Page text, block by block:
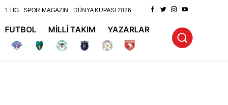
1.LİG SPOR MAGAZİN DÜNYA KUPASI 2026
FUTBOL MİLLİ TAKIM YAZARLAR